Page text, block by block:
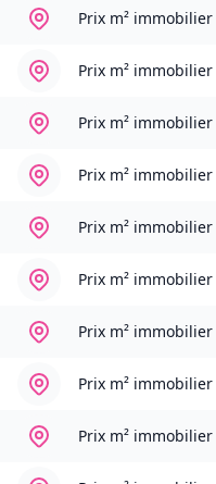
Prix m² immobilier
Prix m² immobilier
Prix m² immobilier
Prix m² immobilier
Prix m² immobilier
Prix m² immobilier
Prix m² immobilier
Prix m² immobilier
Prix m² immobilier